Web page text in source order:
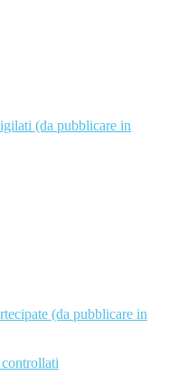
(da pubblicare in
(da pubblicare in